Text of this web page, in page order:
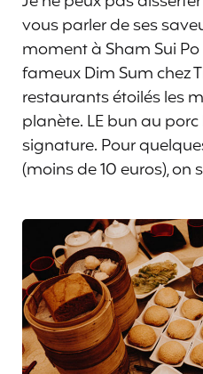
vous parler de ses
moment à Sham Sui
fameux Dim Sum chez
restaurants étoilés les
planète. LE bun au
signature. Pour
(moins de 10 euros), on